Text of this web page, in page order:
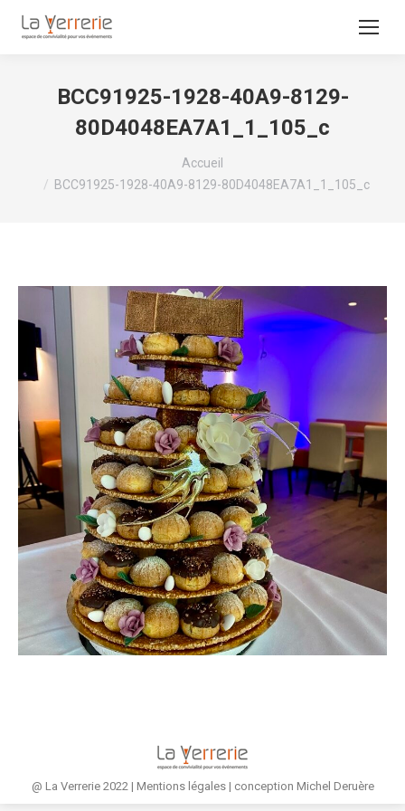
BCC91925-1928-40A9-8129-
80D4048EA7A1_1_105_c
Accueil
BCC91925-1928-40A9-8129-80D4048EA7A1_1_105_c
@ La Verrerie 2022 | Mentions légales| conception Michel Deruère